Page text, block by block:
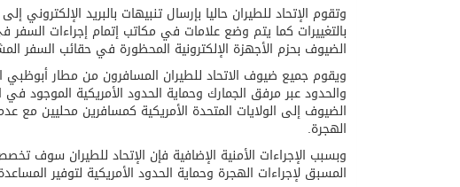
وتقوم الإتحاد للطيران حاليا بإرسال تنبيهات بالبريد الإلكتروني
بالتغييرات كما يتم وضع علامات في مكاتب إتمام إجراءات
الضيوف بحزم الأجهزة الإلكترونية المحظورة في حقائب السفر
ويقوم جميع ضيوف الاتحاد للطيران المسافرون من مطار أبوظبي
الضيوف إلى الولايات المتحدة الأمريكية كمسافرين محليين
الهجرة.
وبسبب الإجراءات الأمنية الإضافية فإن الإتحاد للطيران
المسبق لإجراءات الهجرة وحماية الحدود الأمريكية لتوفير